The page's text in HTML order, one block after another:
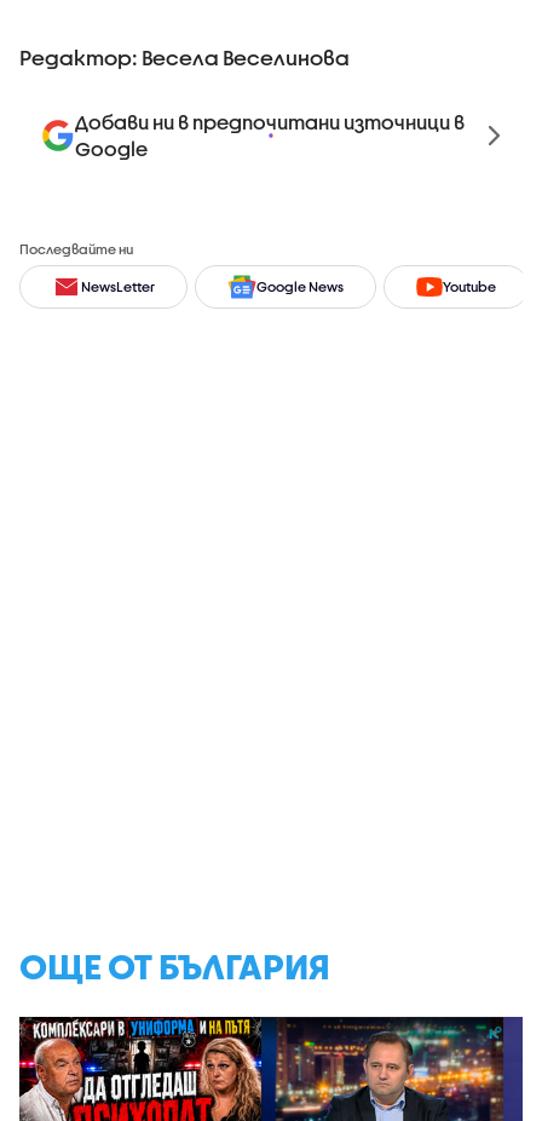
Редактор: Весела Веселинова
Добави ни в предпочитани източници в
Google
Последвайте ни
NewsLetter Google News Youtube
ОЩЕ ОТ БЪЛГАРИЯ